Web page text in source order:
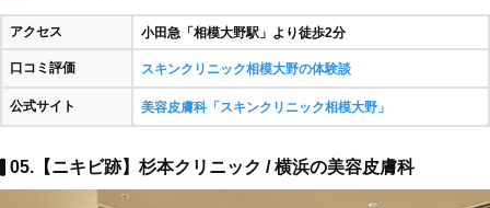
アクセス 小田急「相模大野駅」より徒歩2分
口コミ評価 スキンクリニック相模大野の体験談
公式サイト 美容皮膚科「スキンクリニック相模大野」
05.【ニキビ跡】杉本クリニック / 横浜の美容皮膚科